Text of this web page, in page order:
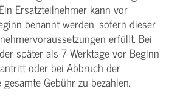
Ersatzteilnehmer kann vor
benannt werden, sofern dieser
erfüllt. Bei
später als 7 Werktage vor Beginn
oder bei Abbruch der
Gebühr zu bezahlen.